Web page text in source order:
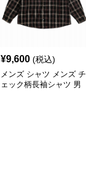
¥9,600 (税込)
メンズ シャツ メンズ チ
ェック柄長袖シャツ 男